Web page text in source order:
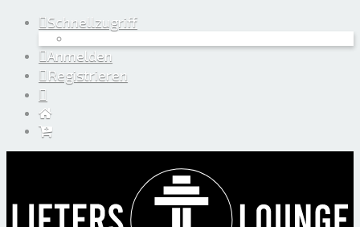
Schnellzugriff
Anmelden
Registrieren